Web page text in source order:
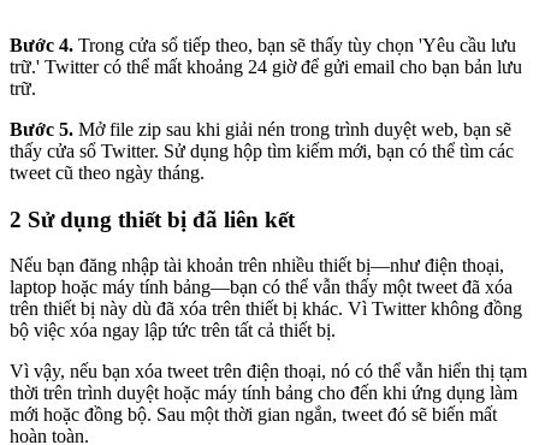
Bước 4. Trong cửa sổ tiếp theo, bạn sẽ thấy tùy chọn 'Yêu cầu lưu
trữ.' Twitter có thể mất khoảng 24 giờ để gửi email cho bạn bản lưu
trữ.
Bước 5. Mở file zip sau khi giải nén trong trình duyệt web, bạn sẽ
thấy cửa sổ Twitter. Sử dụng hộp tìm kiếm mới, bạn có thể tìm các
tweet cũ theo ngày tháng.
2 Sử dụng thiết bị đã liên kết
Nếu bạn đăng nhập tài khoản trên nhiều thiết bị—như điện thoại,
laptop hoặc máy tính bảng—bạn có thể vẫn thấy một tweet đã xóa
trên thiết bị này dù đã xóa trên thiết bị khác. Vì Twitter không đồng
bộ việc xóa ngay lập tức trên tất cả thiết bị.
Vì vậy, nếu bạn xóa tweet trên điện thoại, nó có thể vẫn hiển thị tạm
thời trên trình duyệt hoặc máy tính bảng cho đến khi ứng dụng làm
mới hoặc đồng bộ. Sau một thời gian ngắn, tweet đó sẽ biến mất
hoàn toàn.